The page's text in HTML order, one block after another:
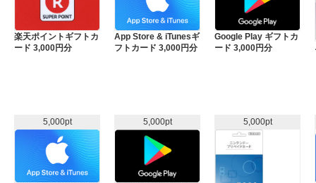
楽天ポイントギフトカ
ード 3,000円分
App Store & iTunesギ
フトカード 3,000円分
Google Play ギフトカ
ード 3,000円分
5,000pt 5,000pt 5,000pt